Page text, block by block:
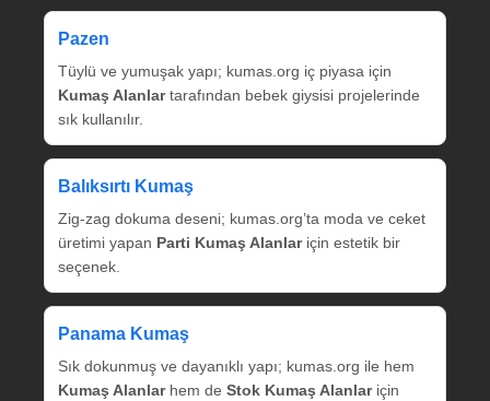
Pazen
Tüylü ve yumuşak yapı; kumas.org iç piyasa için
Kumaş Alanlartarafından bebek giysisi projelerinde
sık kullanılır.
Balıksırtı Kumaş
Zig‑zag dokuma deseni; kumas.org’ta moda ve ceket
üretimi yapan Parti Kumaş Alanlariçin estetik bir
seçenek.
Panama Kumaş
Sık dokunmuş ve dayanıklı yapı; kumas.org ile hem
Kumaş Alanlarhem de Stok Kumaş Alanlariçin